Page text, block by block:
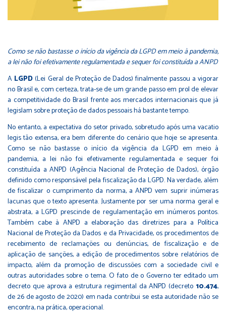
Como se não bastasse o início da vigência da LGPD em meio à pandemia,
a lei não foi efetivamente regulamentada e sequer foi constituída a ANPD
A LGPD(Lei Geral de Proteção de Dados) finalmente passou a vigorar
no Brasil e, com certeza, trata-se de um grande passo em prol de elevar
a competitividade do Brasil frente aos mercados internacionais que já
legislam sobre proteção de dados pessoais há bastante tempo.
No entanto, a expectativa do setor privado, sobretudo após uma vacatio
legis tão extensa, era bem diferente do cenário que hoje se apresenta.
Como se não bastasse o início da vigência da LGPD em meio à
pandemia, a lei não foi efetivamente regulamentada e sequer foi
constituída a ANPD (Agência Nacional de Proteção de Dados), órgão
definido como responsável pela fiscalização da LGPD. Na verdade, além
de fiscalizar o cumprimento da norma, a ANPD vem suprir inúmeras
lacunas que o texto apresenta. Justamente por ser uma norma geral e
abstrata, a LGPD prescinde de regulamentação em inúmeros pontos.
Também cabe à ANPD a elaboração das diretrizes para a Política
Nacional de Proteção da Dados e da Privacidade, os procedimentos de
recebimento de reclamações ou denúncias, de fiscalização e de
aplicação de sanções, a edição de procedimentos sobre relatórios de
impacto, além da promoção de discussões com a sociedade civil e
outras autoridades sobre o tema. O fato de o Governo ter editado um
decreto que aprova a estrutura regimental da ANPD (decreto 10.474,
de 26 de agosto de 2020) em nada contribui se esta autoridade não se
encontra, na prática, operacional.